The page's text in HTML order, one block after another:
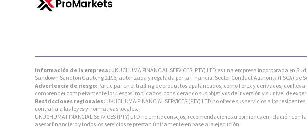
Información de la empresa: UKUCHUMA FINANCIAL SERVICES (PTY) LTD es una empresa incorporada en
Sandown Sandton Gauteng 2196, autorizada y regulada por la Financial Sector Conduct Authority (FSCA)
Advertencia de riesgo: Participar en el trading de productos apalancados, como Forex y derivados,
comprender completamente los riesgos implicados, considerando sus objetivos de inversión y su nivel de
Restricciones regionales: UKUCHUMA FINANCIAL SERVICES (PTY) LTD no ofrece sus servicios a los
contraria a las leyes y normativas locales.
UKUCHUMA FINANCIAL SERVICES (PTY) LTD no emite consejos, recomendaciones u opiniones en relación
asesor financiero y todos los servicios se prestan únicamente en base a la ejecución.